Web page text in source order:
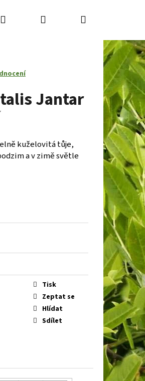
Jak nakupovat
Hledat PřihlášeníNákupní
košík
Jantar
kuželovitá tůje,
a v zimě světle
Tisk
Zeptat se
Hlídat
Sdílet